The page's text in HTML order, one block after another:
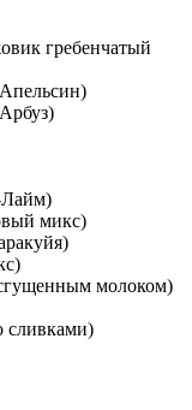
гребенчатый
Лайм)
микс)
молоком)
сливками)